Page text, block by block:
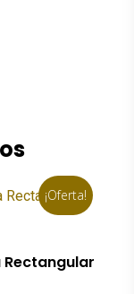
¡Oferta!
Al Carrito